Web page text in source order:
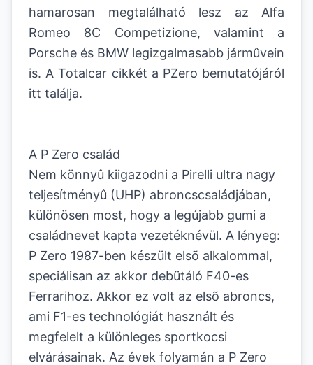
hamarosan megtalálható lesz az Alfa
Romeo 8C Competizione, valamint a
Porsche és BMW legizgalmasabb jármûvein
is. A Totalcar cikkét a PZero bemutatójáról
itt találja.
A P Zero család
Nem könnyû kiigazodni a Pirelli ultra nagy
teljesítményû (UHP) abroncscsaládjában,
különösen most, hogy a legújabb gumi a
családnevet kapta vezetéknévül. A lényeg:
P Zero 1987-ben készült elsõ alkalommal,
speciálisan az akkor debütáló F40-es
Ferrarihoz. Akkor ez volt az elsõ abroncs,
ami F1-es technológiát használt és
megfelelt a különleges sportkocsi
elvárásainak. Az évek folyamán a P Zero